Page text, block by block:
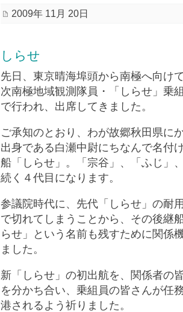
2009年 11月 20日
しらせ
先日、東京晴海埠頭から南極へ向け
次南極地域観測隊員・「しらせ」乗
で行われ、出席してきました。
ご承知のとおり、わが故郷秋田県に
出身である白瀬中尉にちなんで名付
船「しらせ」。「宗谷」、「ふじ」
続く４代目になります。
参議院時代に、先代「しらせ」の耐
で切れてしまうことから、その後継
らせ」という名前も残すために関係
ました。
新「しらせ」の初出航を、関係者の
を分かち合い、乗組員の皆さんが任
港されるよう祈りました。